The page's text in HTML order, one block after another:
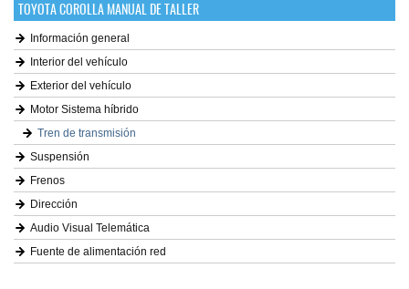
TOYOTA COROLLA MANUAL DE TALLER
Información general
Interior del vehículo
Exterior del vehículo
Motor Sistema híbrido
Tren de transmisión
Suspensión
Frenos
Dirección
Audio Visual Telemática
Fuente de alimentación red